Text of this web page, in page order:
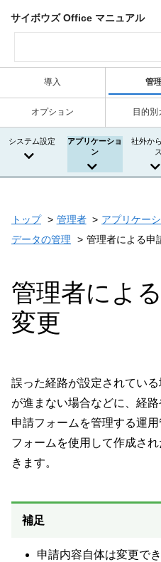
サイボウズ Office マニュアル
導入 管
オプション 目的別
システム設定
アプリケーショ
ン
社外か
ス
トップ 管理者 アプリケー
データの管理
管理者による申
管理者によ
変更
誤った経路が設定されてい
が進まない場合などに、経
申請フォームを管理する運
フォームを使用して作成さ
きます。
補足
申請内容自体は変更でき